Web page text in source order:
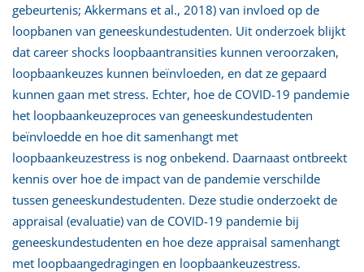
gebeurtenis; Akkermans et al., 2018) van invloed op de
loopbanen van geneeskundestudenten. Uit onderzoek blijkt
dat career shocks loopbaantransities kunnen veroorzaken,
loopbaankeuzes kunnen beïnvloeden, en dat ze gepaard
kunnen gaan met stress. Echter, hoe de COVID-19 pandemie
het loopbaankeuzeproces van geneeskundestudenten
beïnvloedde en hoe dit samenhangt met
loopbaankeuzestress is nog onbekend. Daarnaast ontbreekt
kennis over hoe de impact van de pandemie verschilde
tussen geneeskundestudenten. Deze studie onderzoekt de
appraisal (evaluatie) van de COVID-19 pandemie bij
geneeskundestudenten en hoe deze appraisal samenhangt
met loopbaangedragingen en loopbaankeuzestress.